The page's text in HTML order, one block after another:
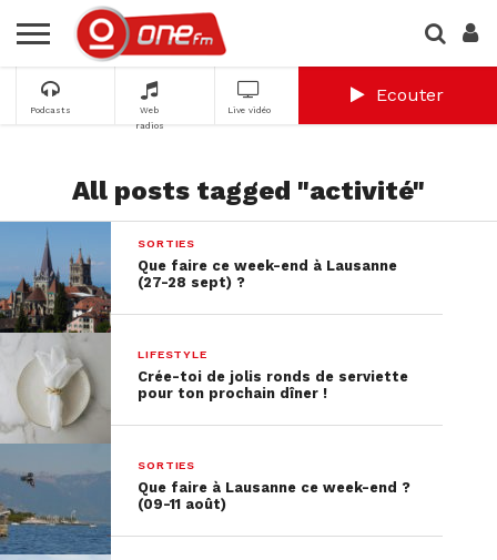
Podcasts
Web
radios
Live vidéo
Ecouter
All posts tagged "activité"
SORTIES
Que faire ce week-end à Lausanne
(27-28 sept) ?
LIFESTYLE
Crée-toi de jolis ronds de serviette
pour ton prochain dîner !
SORTIES
Que faire à Lausanne ce week-end ?
(09-11 août)